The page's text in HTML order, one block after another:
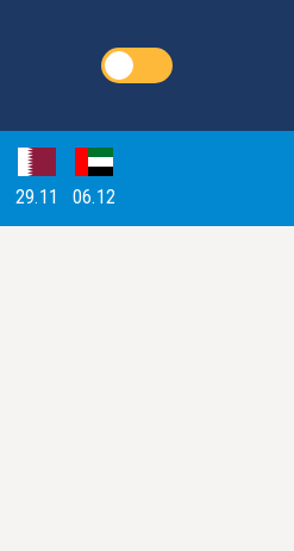
29.11 06.12